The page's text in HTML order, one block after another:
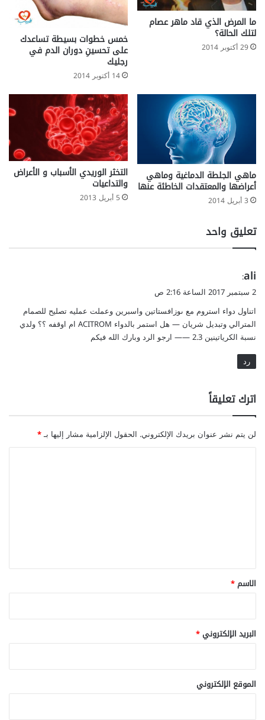
ما المرض الذي قاد ماهر عصام
لتلك الحالة؟
29 أكتوبر 2014 خمس خطوات بسيطة تساعدك
على تحسينِ دوران الدم في
رجليك
14 أكتوبر 2014
ماهي الجلطة الدماغية وماهي
أعراضها والمعتقدات الخاطئة عنها
3 أبريل 2014
التخثر الوريدي الأسباب و الأعراض
والتداعيات
5 أبريل 2013
تعليق واحد
ي
ق
ل
ali
:
2 سبتمبر 2017 الساعة 2:16 ص
اتناول دواء استروم مع ىوزافستاتين واسبرين وعملت عمليه تصليح للصمام
المترالي وتبديل شريان — هل استمر بالدواء ACITROM ام اوقفه ؟؟ ولدي
نسبة الكرياتينين 2.3 —— ارجو الرد وبارك الله فيكم
رد
اترك تعليقاً
لن يتم نشر عنوان بريدك الإلكتروني. الحقول الإلزامية مشار إليها بـ*
*
الاسم*
البريد الإلكتروني*
الموقع الإلكتروني